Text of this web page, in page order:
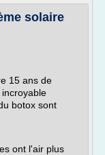
solaire
15 ans de
botox sont
ont l'air plus